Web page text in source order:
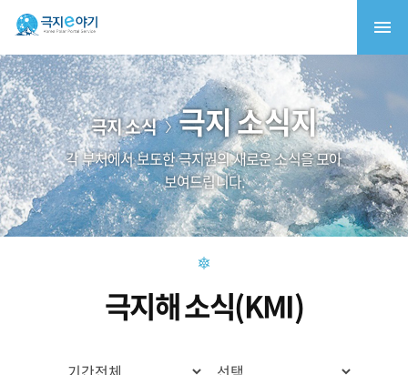
극지 소식 극지 소식지
각 부처에서 보도한 극지권의 새로운 소식을 모아
보여드립니다.
극지해 소식(KMI)